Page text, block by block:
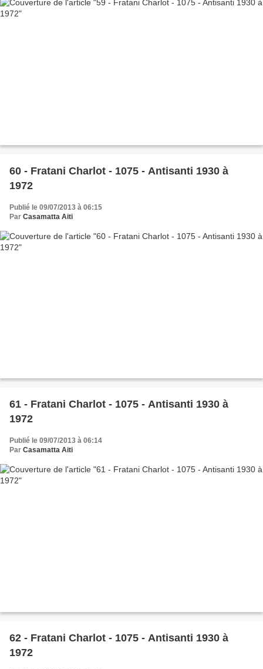
60 - Fratani Charlot - 1075 - Antisanti 1930 à
1972
Publié le 09/07/2013 à 06:15
Par Casamatta Aiti
61 - Fratani Charlot - 1075 - Antisanti 1930 à
1972
Publié le 09/07/2013 à 06:14
Par Casamatta Aiti
62 - Fratani Charlot - 1075 - Antisanti 1930 à
1972